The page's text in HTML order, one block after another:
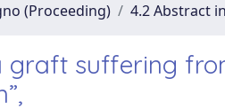
(Proceeding) 4.2 Abstract
graft suffering